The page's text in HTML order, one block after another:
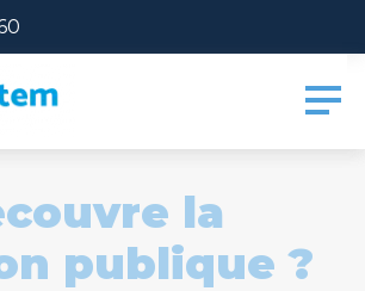
:
la
publique ?
des cookies